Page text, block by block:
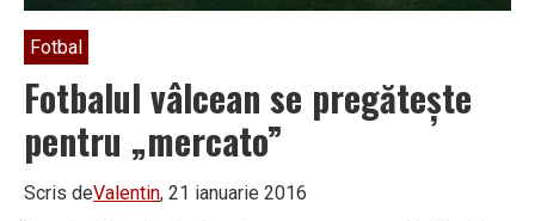
Fotbal
Fotbalul vâlcean se pregătește
pentru „mercato”
Scris deValentin, 21 ianuarie 2016